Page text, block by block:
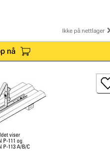
Ikke på nettlager
nå